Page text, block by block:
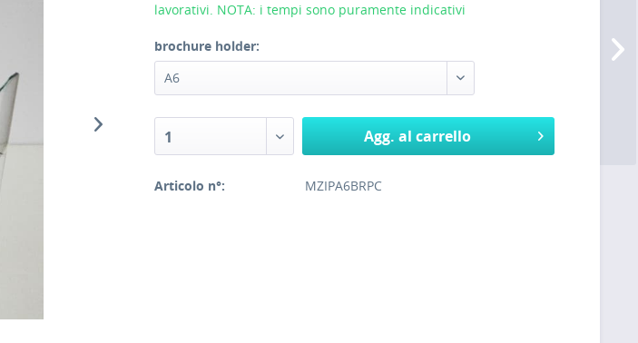
lavorativi. NOTA: i tempi sono puramente indicativi
brochure holder:
A6
1 Agg. al carrello
Articolo n°: MZIPA6BRPC